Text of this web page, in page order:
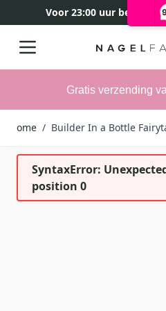
Voor 23:00 uur besteld,
Gratis verzending
Home / Builder In a Bottle
SyntaxError:
position 0